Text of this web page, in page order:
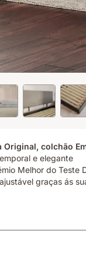
colchão
e elegante
Melhor do Teste
graças ás